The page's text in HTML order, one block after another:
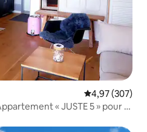
Note
4,97 (307)
« JUSTE 5 » pour 2